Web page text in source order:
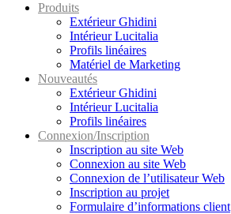
Produits
Extérieur Ghidini
Intérieur Lucitalia
Profils linéaires
Matériel de Marketing
Nouveautés
Extérieur Ghidini
Intérieur Lucitalia
Profils linéaires
Connexion/Inscription
Inscription au site Web
Connexion au site Web
Connexion de l’utilisateur Web
Inscription au projet
Formulaire d’informations client